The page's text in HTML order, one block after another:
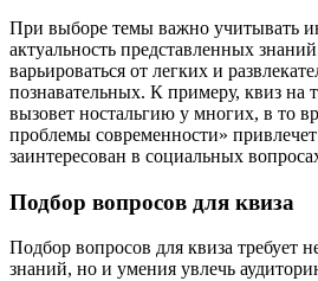
При выборе темы важно учитывать
актуальность представленных
варьироваться от легких и
познавательных. К примеру, квиз на
вызовет ностальгию у многих, в то
проблемы современности»
заинтересован в социальных
Подбор вопросов для квиза
Подбор вопросов для квиза требует
знаний, но и умения увлечь